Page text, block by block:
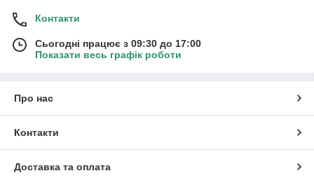
Контакти
Сьогодні працює з 09:30 до 17:00
Показати весь графік роботи
Про нас
Контакти
Доставка та оплата